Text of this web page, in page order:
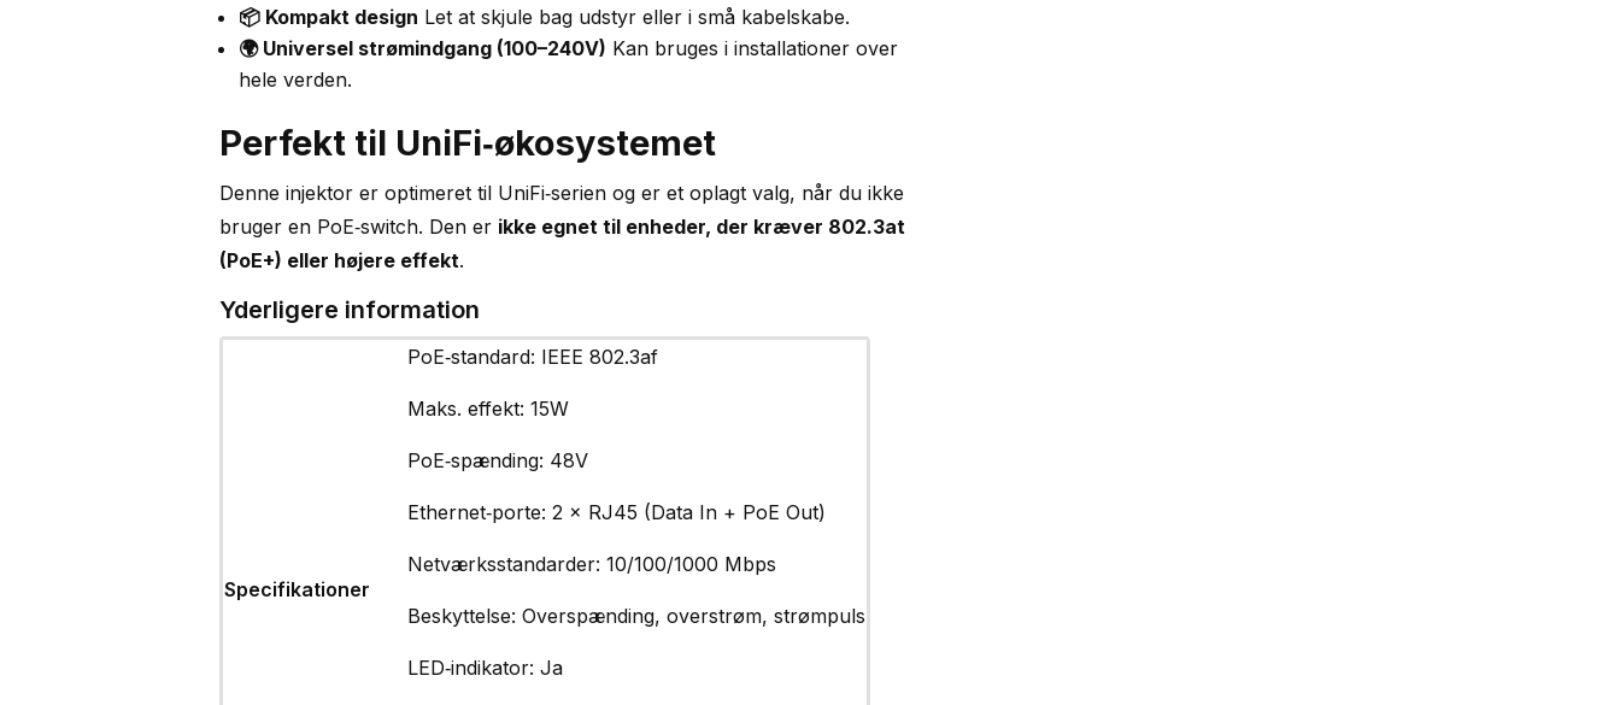
📦 Kompakt design Let at skjule bag udstyr eller i små kabelskabe.
🌍 Universel strømindgang (100–240V) Kan bruges i installationer over
hele verden.
Perfekt til UniFi‑økosystemet
Denne injektor er optimeret til UniFi‑serien og er et oplagt valg, når du ikke
bruger en PoE‑switch. Den er ikke egnet til enheder, der kræver 802.3at
(PoE+) eller højere effekt.
Yderligere information
Specifikationer
PoE‑standard: IEEE 802.3af
Maks. effekt: 15W
PoE‑spænding: 48V
Ethernet‑porte: 2 × RJ45 (Data In + PoE Out)
Netværksstandarder: 10/100/1000 Mbps
Beskyttelse: Overspænding, overstrøm, strømpuls
LED‑indikator: Ja